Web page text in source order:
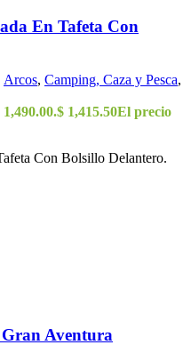
En Tafeta Con
Arcos, Camping, Caza y Pesca,
$ 1,415.50El precio
Con Bolsillo Delantero.
Aventura